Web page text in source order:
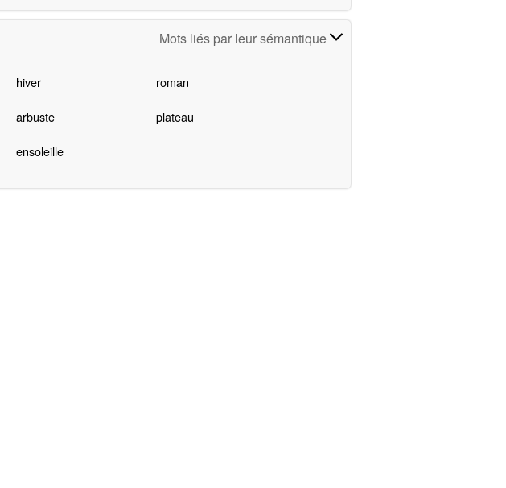
Mots liés par leur sémantique
hiver roman
arbuste plateau
ensoleille